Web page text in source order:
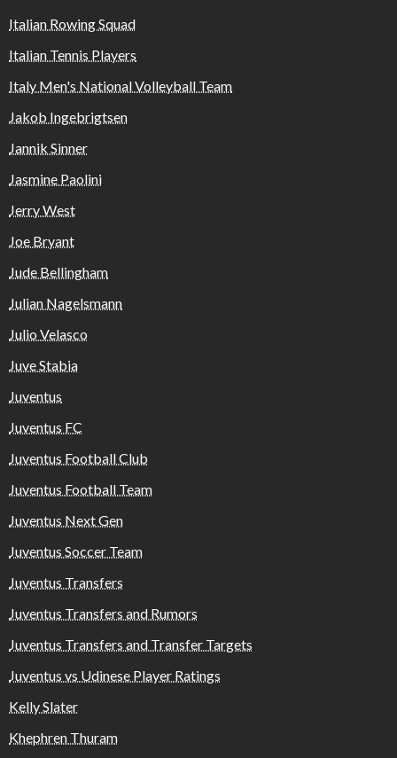
Italian Rowing Squad
Italian Tennis Players
Italy Men's National Volleyball Team
Jakob Ingebrigtsen
Jannik Sinner
Jasmine Paolini
Jerry West
Joe Bryant
Jude Bellingham
Julian Nagelsmann
Julio Velasco
Juve Stabia
Juventus
Juventus FC
Juventus Football Club
Juventus Football Team
Juventus Next Gen
Juventus Soccer Team
Juventus Transfers
Juventus Transfers and Rumors
Juventus Transfers and Transfer Targets
Juventus vs Udinese Player Ratings
Kelly Slater
Khephren Thuram